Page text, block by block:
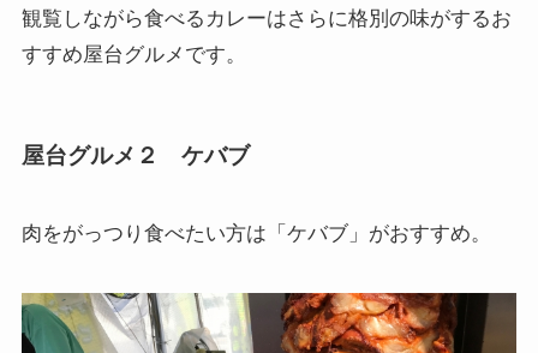
観覧しながら食べるカレーはさらに格別の味がするお
すすめ屋台グルメです。
屋台グルメ２ ケバブ
肉をがっつり食べたい方は「 ケバブ 」がおすすめ。